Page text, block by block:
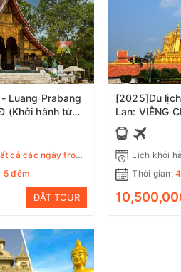
Luang Prabang
(Khởi hành từ
cả các ngày trong tuần
5 đêm
ĐẶT TOUR
[2025]Du
Lan: VIÊNG CHĂN - UDON THANI -
BAN
Vietnam
Lịch khởi
Thời gian: